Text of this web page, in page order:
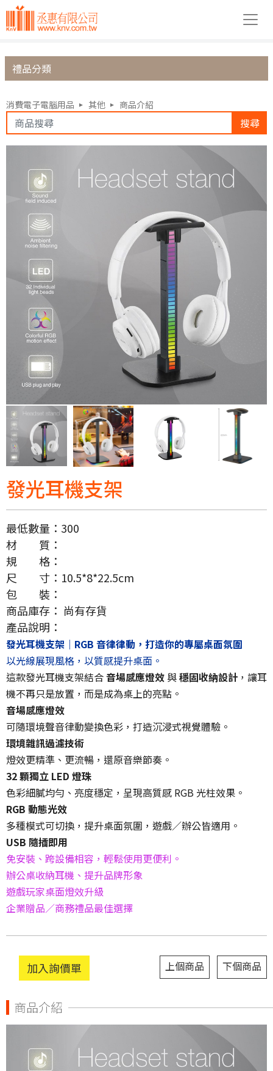
禮品分類
消費電子電腦用品 其他 商品介紹
搜尋
發光耳機支架
最低數量： 300
材 質：
規 格：
尺 寸： 10.5*8*22.5cm
包 裝：
商品庫存： 尚有存貨
產品說明：
發光耳機支架｜ RGB 音律律動，打造你的專屬桌面氛圍
以光線展現風格，以質感提升桌面。
這款發光耳機支架結合音場感應燈效 與穩固收納設計 ，讓耳
機不再只是放置，而是成為桌上的亮點。
音場感應燈效
可隨環境聲音律動變換色彩，打造沉浸式視覺體驗。
環境雜訊過濾技術
燈效更精準、更流暢，還原音樂節奏。
32顆獨立 LED 燈珠
色彩細膩均勻、亮度穩定，呈現高質感 RGB 光柱效果。
RGB 動態光效
多種模式可切換，提升桌面氛圍，遊戲／辦公皆適用。
USB 隨插即用
免安裝、跨設備相容，輕鬆使用更便利。
辦公桌收納耳機、提升品牌形象
遊戲玩家桌面燈效升級
企業贈品／商務禮品最佳選擇
加入詢價單 上個商品 下個商品
商品介紹